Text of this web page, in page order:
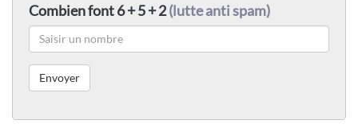
Combien font 6 + 5 + 2(lutte anti spam)